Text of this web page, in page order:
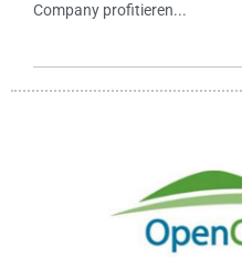
Company profitieren...